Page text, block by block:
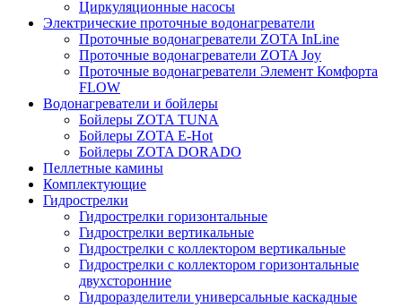
Циркуляционные насосы
Электрические проточные водонагреватели
Проточные водонагреватели ZOTA InLine
Проточные водонагреватели ZOTA Joy
Проточные водонагреватели Элемент Комфорта
FLOW
Водонагреватели и бойлеры
Бойлеры ZOTA TUNA
Бойлеры ZOTA E-Hot
Бойлеры ZOTA DORADO
Пеллетные камины
Комплектующие
Гидрострелки
Гидрострелки горизонтальные
Гидрострелки вертикальные
Гидрострелки с коллектором вертикальные
Гидрострелки с коллектором горизонтальные
двухсторонние
Гидроразделители универсальные каскадные